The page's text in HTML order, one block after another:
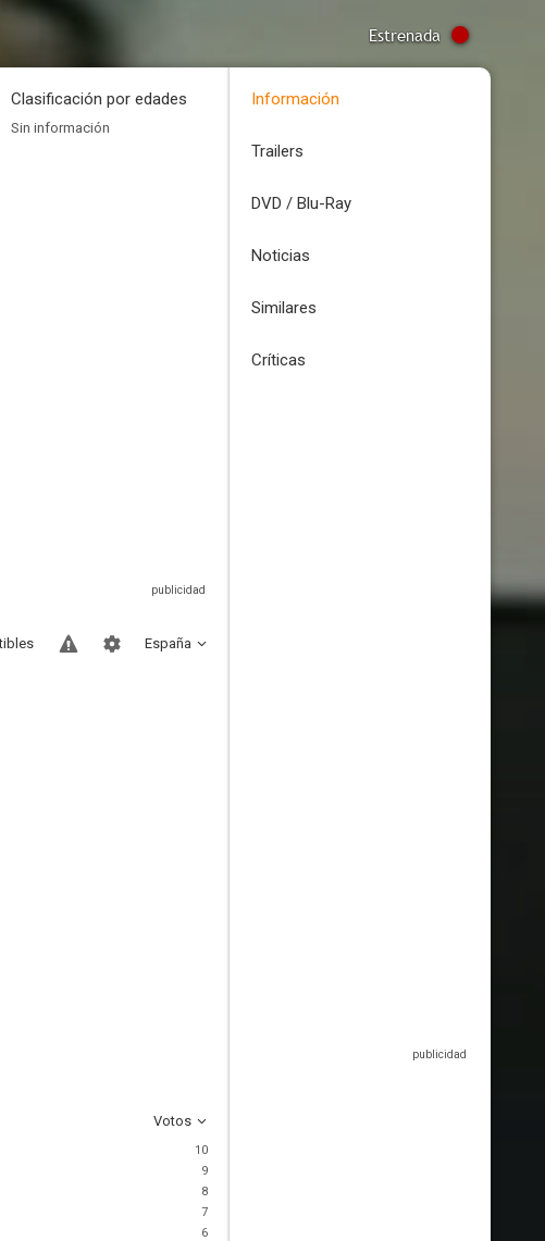
Estrenada
Clasificación por edades
Sin información
España
Votos
10
9
8
7
6
Información
Trailers
DVD / Blu-Ray
Noticias
Similares
Críticas